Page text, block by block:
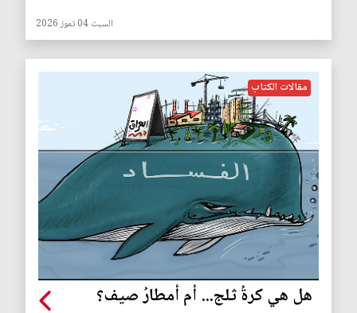
السبت 04 تموز 2026
مقالات الكتاب
هل هي كرةُ ثلج... أم أمطارُ صيف؟